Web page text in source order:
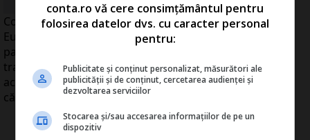
Consiliul de Miniştri ai Transporturilor din Uniunea
Europeană a adoptat joi o convenţie privind drepturile
pasagerilor care călătoresc pe mare, aceasta obligând
transportatorii să încheie poliţe de asigurare pentru
acoperirea cheltuielilor în caz de accident sau deces al
călătorilor.
conta.ro vă cere consimțământul pentru
folosirea datelor dvs. cu caracter personal
pentru:
Publicitate și conținut personalizat, măsurători ale
publicității și de conținut, cercetarea audienței și
dezvoltarea serviciilor
Stocarea și/sau accesarea informațiilor de pe un
dispozitiv